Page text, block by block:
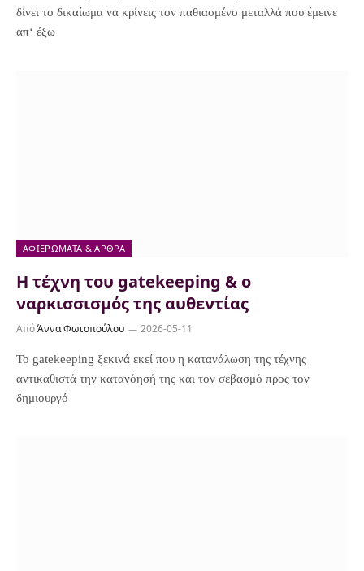
δίνει το δικαίωμα να κρίνεις τον παθιασμένο μεταλλά που έμεινε
απ‘ έξω
ΑΦΙΕΡΏΜΑΤΑ & ΆΡΘΡΑ
Η τέχνη του gatekeeping & ο
ναρκισσισμός της αυθεντίας
ΑπόΆννα Φωτοπούλου 2026-05-11
Το gatekeeping ξεκινά εκεί που η κατανάλωση της τέχνης
αντικαθιστά την κατανόησή της και τον σεβασμό προς τον
δημιουργό